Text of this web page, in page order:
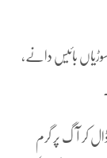
بائیس دانے،
کر آگ پر گرم